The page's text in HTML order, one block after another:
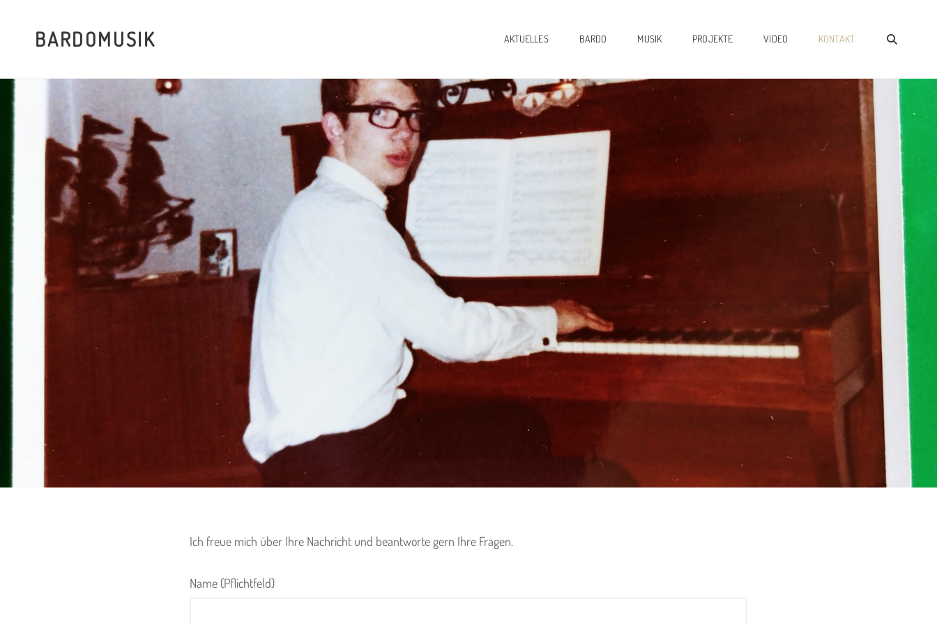
BARDOMUSIK AKTUELLES BARDO MUSIK PROJEKTE VIDEO KONTAKT
Ich freue mich über Ihre Nachricht und beantworte gern Ihre Fragen.
Name (Pflichtfeld)